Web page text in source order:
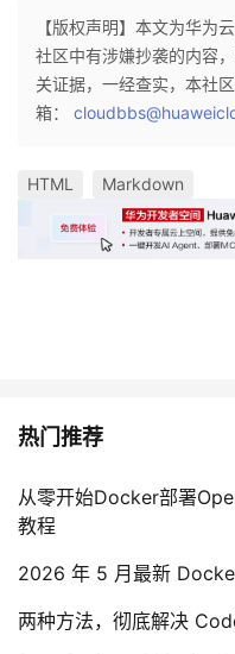
【版权声明】本文为华为
社区中有涉嫌抄袭的内容
关证据，一经查实，本社
箱：
HTML Markdown
热门推荐
从零开始Docker部署
教程
2026 年 5 月最新
两种方法，彻底解决